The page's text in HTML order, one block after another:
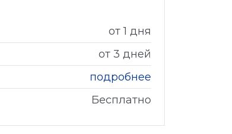
от 1 дня
от 3 дней
подробнее
Бесплатно